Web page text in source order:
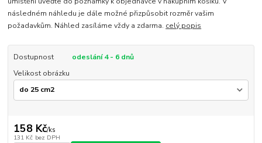
následném náhledu je dále možné přizpůsobit rozměr vašim
požadavkům. Náhled zasíláme vždy a zdarma. celý popis
Dostupnost
odeslání 4 - 6 dnů
Velikost obrázku
158 Kč/ks
131 Kč bez DPH